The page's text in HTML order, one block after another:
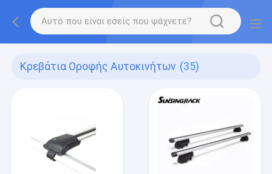
Κρεβάτια Οροφής Αυτοκινήτων (35)